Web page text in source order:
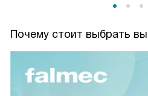
Почему стоит выбрать